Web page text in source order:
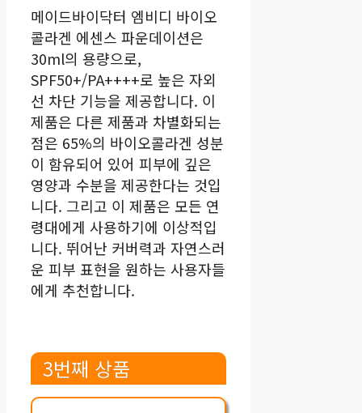
메이드바이닥터 엠비디 바이오
콜라겐 에센스 파운데이션은
30ml의 용량으로,
SPF50+/PA++++로 높은 자외
선 차단 기능을 제공합니다. 이
제품은 다른 제품과 차별화되는
점은 65%의 바이오콜라겐 성분
이 함유되어 있어 피부에 깊은
영양과 수분을 제공한다는 것입
니다. 그리고 이 제품은 모든 연
령대에게 사용하기에 이상적입
니다. 뛰어난 커버력과 자연스러
운 피부 표현을 원하는 사용자들
에게 추천합니다.
3번째 상품